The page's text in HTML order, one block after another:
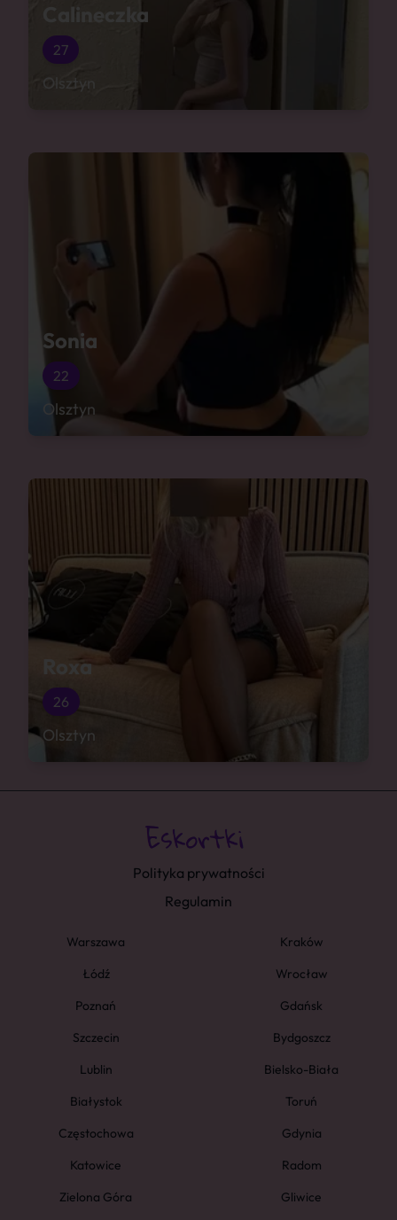
Calineczka
27
Olsztyn
Sonia
22
Olsztyn
Roxa
26
Olsztyn
Polityka prywatności
Regulamin
Warszawa
Kraków
Łódź
Wrocław
Poznań
Gdańsk
Szczecin
Bydgoszcz
Lublin
Bielsko-Biała
Białystok
Toruń
Częstochowa
Gdynia
Katowice
Radom
Zielona Góra
Gliwice